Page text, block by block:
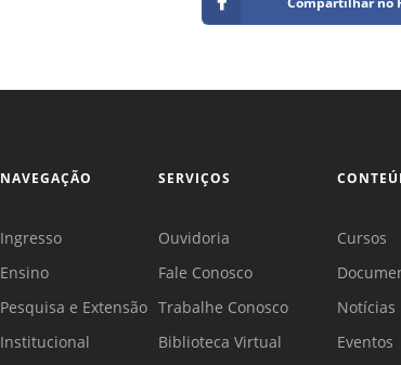
NAVEGAÇÃO
Ingresso
Ensino
Pesquisa e Extensão
Institucional
SERVIÇOS
Ouvidoria
Fale Conosco
Trabalhe Conosco
Biblioteca Virtual
Cursos
Notícias
Eventos